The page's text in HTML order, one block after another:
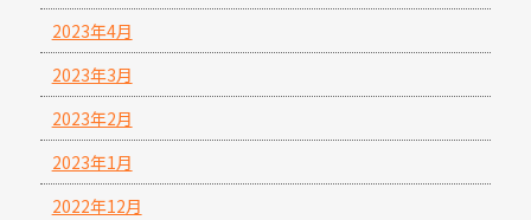
2023年4月
2023年3月
2023年2月
2023年1月
2022年12月